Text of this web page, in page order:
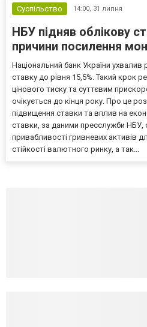
Суспільство 14:00, 31 липня
НБУ підняв облікову
причини посилення
Національний банк України ухвалив
ставку до рівня 15,5%. Такий крок
цінового тиску та суттєвим
очікується до кінця року. Про це
підвищення ставки та вплив на
ставки, за даними пресслужби НБУ,
привабливості гривневих активів
стійкості валютного ринку, а так...